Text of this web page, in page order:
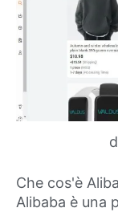
Che cos'è
Alibaba è una